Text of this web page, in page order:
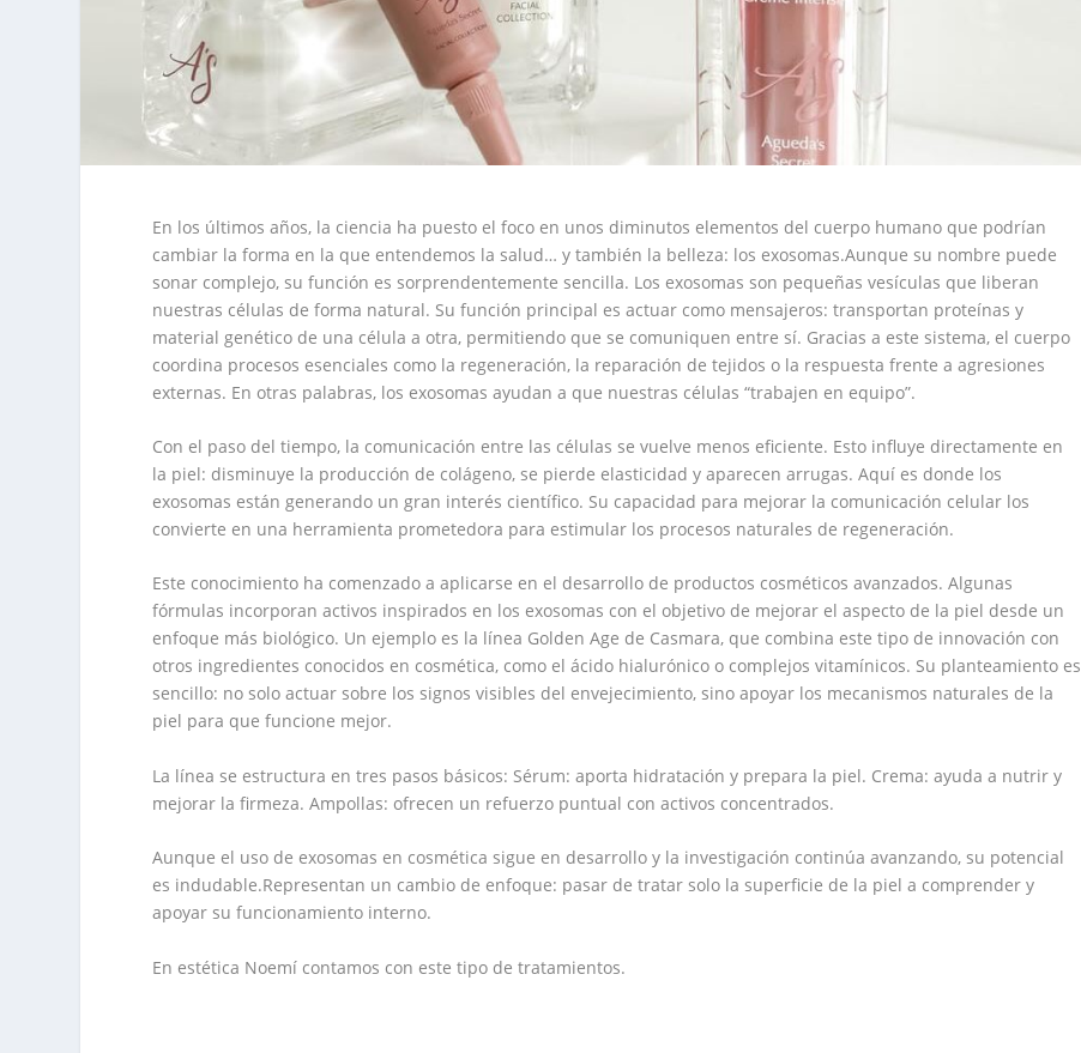
En los últimos años, la ciencia ha puesto el foco en unos diminutos elementos del cuerpo humano que podrían
cambiar la forma en la que entendemos la salud… y también la belleza: los exosomas.Aunque su nombre puede
sonar complejo, su función es sorprendentemente sencilla. Los exosomas son pequeñas vesículas que liberan
nuestras células de forma natural. Su función principal es actuar como mensajeros: transportan proteínas y
material genético de una célula a otra, permitiendo que se comuniquen entre sí. Gracias a este sistema, el cuerpo
coordina procesos esenciales como la regeneración, la reparación de tejidos o la respuesta frente a agresiones
externas. En otras palabras, los exosomas ayudan a que nuestras células “trabajen en equipo”.
Con el paso del tiempo, la comunicación entre las células se vuelve menos eficiente. Esto influye directamente en
la piel: disminuye la producción de colágeno, se pierde elasticidad y aparecen arrugas. Aquí es donde los
exosomas están generando un gran interés científico. Su capacidad para mejorar la comunicación celular los
convierte en una herramienta prometedora para estimular los procesos naturales de regeneración.
Este conocimiento ha comenzado a aplicarse en el desarrollo de productos cosméticos avanzados. Algunas
fórmulas incorporan activos inspirados en los exosomas con el objetivo de mejorar el aspecto de la piel desde un
enfoque más biológico. Un ejemplo es la línea Golden Age de Casmara, que combina este tipo de innovación con
otros ingredientes conocidos en cosmética, como el ácido hialurónico o complejos vitamínicos. Su planteamiento es
sencillo: no solo actuar sobre los signos visibles del envejecimiento, sino apoyar los mecanismos naturales de la
piel para que funcione mejor.
La línea se estructura en tres pasos básicos: Sérum: aporta hidratación y prepara la piel. Crema: ayuda a nutrir y
mejorar la firmeza. Ampollas: ofrecen un refuerzo puntual con activos concentrados.
Aunque el uso de exosomas en cosmética sigue en desarrollo y la investigación continúa avanzando, su potencial
es indudable.Representan un cambio de enfoque: pasar de tratar solo la superficie de la piel a comprender y
apoyar su funcionamiento interno.
En estética Noemí contamos con este tipo de tratamientos.